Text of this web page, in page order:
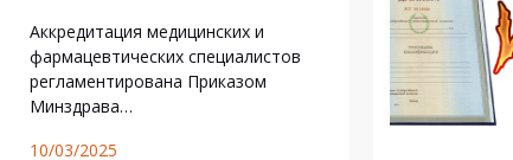
Аккредитация медицинских и
фармацевтических специалистов
регламентирована Приказом
Минздрава…
10/03/2025